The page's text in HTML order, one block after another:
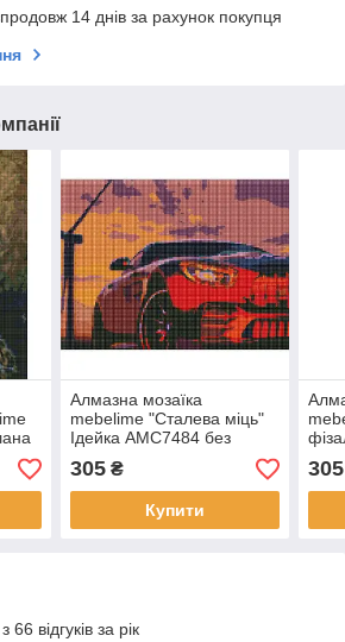
14 днів за рахунок покупця
Алмазна мозаїка
mebelime "Сталева міць"
Ідейка AMC7484 без
305₴
Купити
305
відгуків за рік